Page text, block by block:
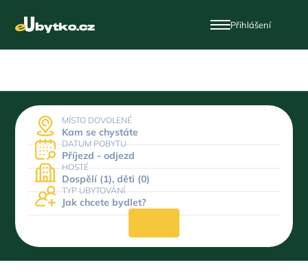
Přihlášení
MÍSTO DOVOLENÉ
Kam se chystáte
DATUM POBYTU
Příjezd - odjezd
HOSTÉ
Dospělí (1), děti (0)
TYP UBYTOVÁNÍ
Jak chcete bydlet?